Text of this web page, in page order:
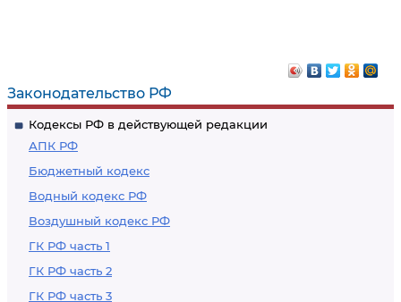
Законодательство РФ
Кодексы РФ в действующей редакции
АПК РФ
Бюджетный кодекс
Водный кодекс РФ
Воздушный кодекс РФ
ГК РФ часть 1
ГК РФ часть 2
ГК РФ часть 3